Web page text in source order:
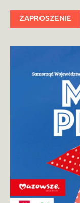
ZAPROSZENIE